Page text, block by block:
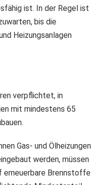
ist. In der Regel ist
bis die
Heizungsanlagen
verpflichtet, in
mit mindestens 65
Gas- und Ölheizungen
werden, müssen
erneuerbare Brennstoffe